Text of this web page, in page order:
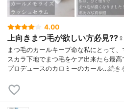
4.00
上向きまつ毛が欲しい方必見??‍♀️
まつ毛のカールキープ命な私にとって
スカラ下地でまつ毛をケア出来たら最
プロデュースのカロミーのカール…続き